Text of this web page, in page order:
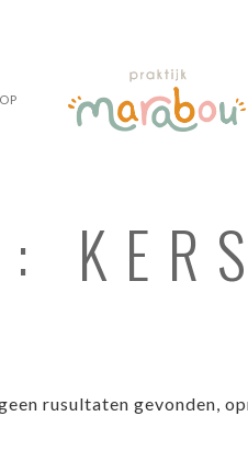
rusultaten gevonden,